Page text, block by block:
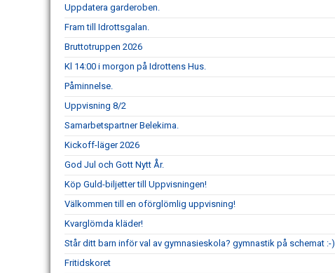
Uppdatera garderoben.
Fram till Idrottsgalan.
Bruttotruppen 2026
Kl 14:00 i morgon på Idrottens Hus.
Påminnelse.
Uppvisning 8/2
Samarbetspartner Belekima.
Kickoff-läger 2026
God Jul och Gott Nytt År.
Köp Guld-biljetter till Uppvisningen!
Välkommen till en oförglömlig uppvisning!
Kvarglömda kläder!
Står ditt barn inför val av gymnasieskola? gymnastik på schemat :-)
Fritidskoret